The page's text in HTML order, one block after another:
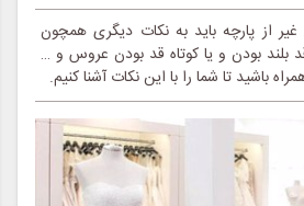
از پارچه باید به نکات دیگری همچون
بلند بودن و یا کوتاه قد بودن عروس و …
باشید تا شما را با این نکات آشنا کنیم.